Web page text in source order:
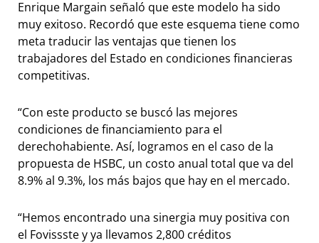
Enrique Margain señaló que este modelo ha sido
muy exitoso. Recordó que este esquema tiene como
meta traducir las ventajas que tienen los
trabajadores del Estado en condiciones financieras
competitivas.
“Con este producto se buscó las mejores
condiciones de financiamiento para el
derechohabiente. Así, logramos en el caso de la
propuesta de HSBC, un costo anual total que va del
8.9% al 9.3%, los más bajos que hay en el mercado.
“Hemos encontrado una sinergia muy positiva con
el Fovissste y ya llevamos 2,800 créditos